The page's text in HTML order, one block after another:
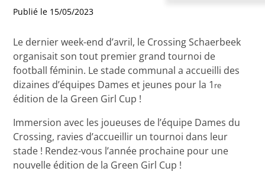
Publié le 15/05/2023
Le dernier week-end d’avril, le Crossing Schaerbeek
organisait son tout premier grand tournoi de
football féminin. Le stade communal a accueilli des
dizaines d’équipes Dames et jeunes pour la 1 re
édition de la Green Girl Cup !
Immersion avec les joueuses de l’équipe Dames du
Crossing, ravies d’accueillir un tournoi dans leur
stade ! Rendez-vous l’année prochaine pour une
nouvelle édition de la Green Girl Cup !